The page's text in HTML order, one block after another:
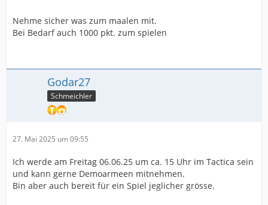
Nehme sicher was zum maalen mit.
Bei Bedarf auch 1000 pkt. zum spielen
Godar27
Schmeichler
27. Mai 2025 um 09:55
Ich werde am Freitag 06.06.25 um ca. 15 Uhr im Tactica sein
und kann gerne Demoarmeen mitnehmen.
Bin aber auch bereit für ein Spiel jeglicher grösse.